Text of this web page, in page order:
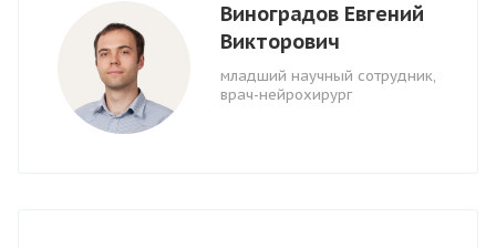
Виноградов Евгений
Викторович
младший научный сотрудник,
врач-нейрохирург